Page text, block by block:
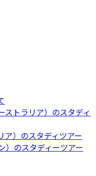
ストラリア）のスタディ
ア）のスタディツアー
）のスタディーツアー